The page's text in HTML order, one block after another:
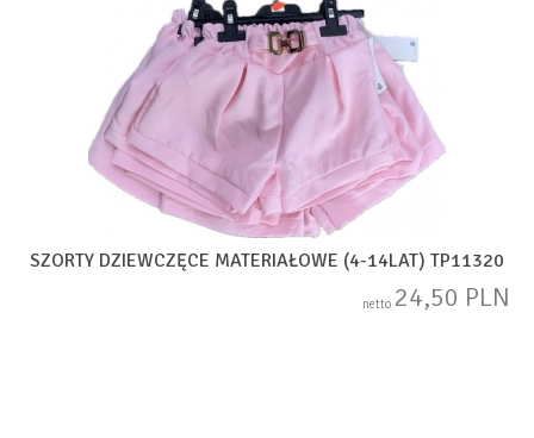
SZORTY DZIEWCZĘCE MATERIAŁOWE (4-14LAT) TP11320
netto 24,50 PLN